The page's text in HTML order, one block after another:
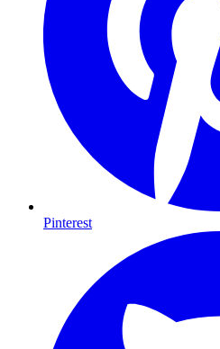
Pinterest